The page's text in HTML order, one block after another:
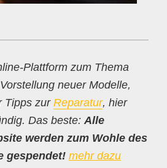
Plattform zum Thema
neuer Modelle,
Tipps zurReparatur, hier
Das beste: Alle
werden zum Wohle des
gespendet! mehr dazu